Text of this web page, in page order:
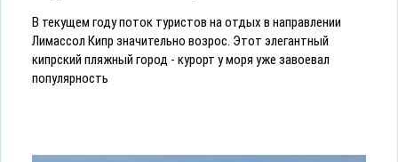
В текущем году поток туристов на отдых в направлении
Лимассол Кипр значительно возрос. Этот элегантный
кипрский пляжный город - курорт у моря уже завоевал
популярность